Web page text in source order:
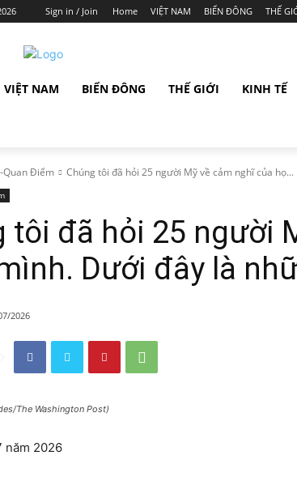
Sign in / Join Home VIỆT NAM BIỂN ĐÔNG THẾ
VIỆT NAM BIỂN ĐÔNG THẾ GIỚI KINH TẾ
Quan Điểm Chúng tôi đã hỏi 25 người Mỹ về cảm nghĩ của họ...
tôi đã hỏi 25 người
Dưới đây là
2026
The Washington Post)
năm 2026